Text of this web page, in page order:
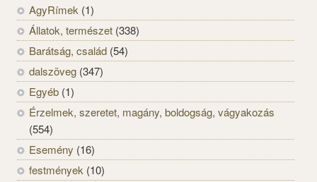
AgyRímek (1)
Állatok, természet (338)
Barátság, család (54)
dalszöveg (347)
Egyéb (1)
Érzelmek, szeretet, magány, boldogság, vágyakozás
(554)
Esemény (16)
festmények (10)